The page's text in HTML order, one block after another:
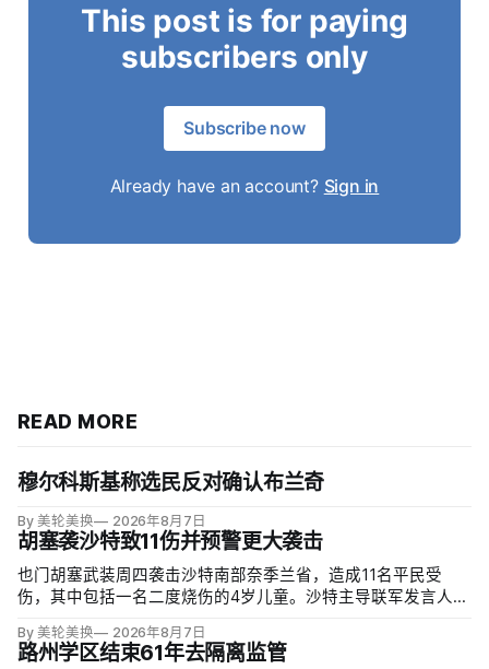
This post is for paying
subscribers only
Subscribe now
Already have an account? Sign in
READ MORE
穆尔科斯基称选民反对确认布兰奇
By 美轮美换 2026年8月7日
胡塞袭沙特致11伤并预警更大袭击
也门胡塞武装周四袭击沙特南部奈季兰省，造成11名平民受
伤，其中包括一名二度烧伤的4岁儿童。沙特主导联军发言人图
区；
By 美轮美换 2026年8月7日
路州学区结束61年去隔离监管